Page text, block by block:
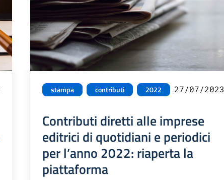
stampa contributi 2022 27/07/2023
Contributi diretti alle imprese
editrici di quotidiani e periodici
per l’anno 2022: riaperta la
piattaforma